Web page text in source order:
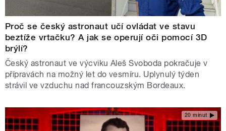
Proč se český astronaut učí ovládat ve stavu
beztíže vrtačku? A jak se operují oči pomocí 3D
brýlí?
Český astronaut ve výcviku Aleš Svoboda pokračuje v
přípravách na možný let do vesmíru. Uplynulý týden
strávil ve vzduchu nad francouzským Bordeaux.
20 minut